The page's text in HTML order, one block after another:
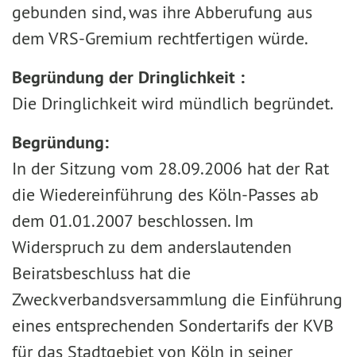
gebunden sind, was ihre Abberufung aus
dem VRS-Gremium rechtfertigen würde.
Begründung der Dringlichkeit :
Die Dringlichkeit wird mündlich begründet.
Begründung:
In der Sitzung vom 28.09.2006 hat der Rat
die Wiedereinführung des Köln-Passes ab
dem 01.01.2007 beschlossen. Im
Widerspruch zu dem anderslautenden
Beiratsbeschluss hat die
Zweckverbandsversammlung die Einführung
eines entsprechenden Sondertarifs der KVB
für das Stadtgebiet von Köln in seiner